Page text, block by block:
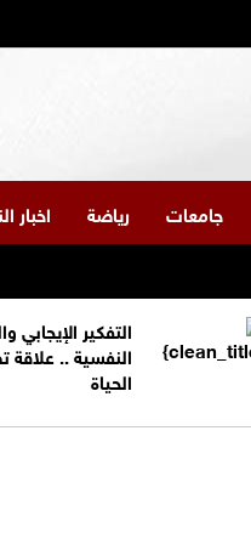
جامعات رياضة اخبار
التفكير الإيجابي
النفسية .. علاقة
الحياة